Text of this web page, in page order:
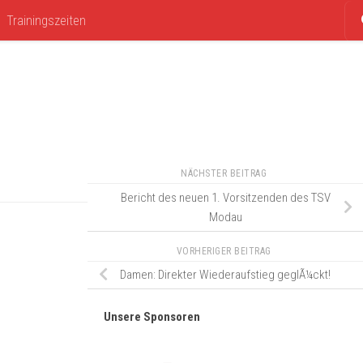
Trainingszeiten
NÄCHSTER BEITRAG
Bericht des neuen 1. Vorsitzenden des TSV
Modau
VORHERIGER BEITRAG
Damen: Direkter Wiederaufstieg geglÃ¼ckt!
Unsere Sponsoren